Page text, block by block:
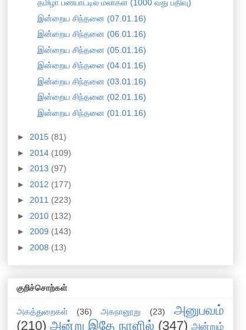
தமிழா் பண்பாட்டில் மலா்கள் (1000 வது பதிவு)
இன்றைய சிந்தனை (07.01.16)
இன்றைய சிந்தனை (06.01.16)
இன்றைய சிந்தனை (05.01.16)
இன்றைய சிந்தனை (04.01.16)
இன்றைய சிந்தனை (03.01.16)
இன்றைய சிந்தனை (02.01.16)
இன்றைய சிந்தனை (01.01.16)
► 2015 (81)
► 2014 (109)
► 2013 (97)
► 2012 (177)
► 2011 (223)
► 2010 (132)
► 2009 (143)
► 2008 (13)
குறிச்சொற்கள்
அகத்துறைகள் (36) அகநானூறு (23)
அனுபவம்
(210) அன்று இதே நாளில் (347) அன்றும்